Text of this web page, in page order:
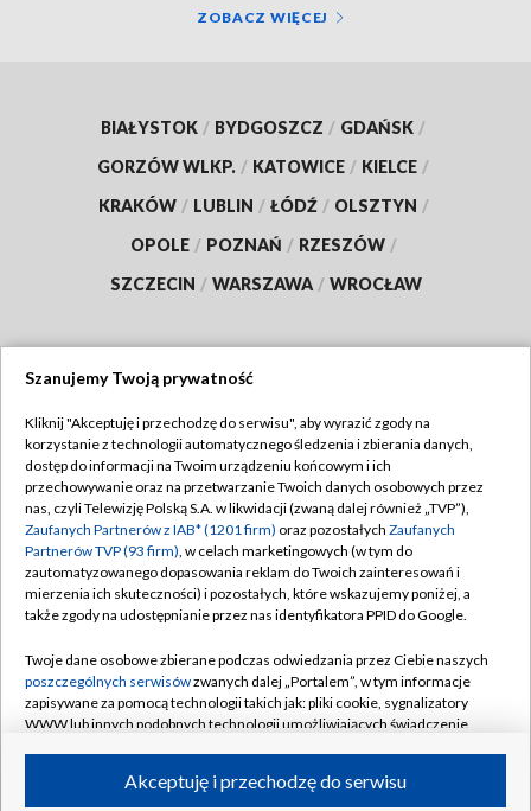
ZOBACZ WIĘCEJ
BIAŁYSTOK / BYDGOSZCZ / GDAŃSK /
GORZÓW WLKP. / KATOWICE / KIELCE /
KRAKÓW / LUBLIN / ŁÓDŹ / OLSZTYN /
OPOLE / POZNAŃ / RZESZÓW /
SZCZECIN / WARSZAWA / WROCŁAW
TVP
Abonament TVP
Emisja w TVP
Centrum informacji TVP
Naziemna Telewizja Cyfrowa
Rada Programowa
System NOS
Informacje o nadawcy
Program dla prasy
Regulamin TVP
Polityka prywatności
Moje zgody
Pomoc
Kontakt
Kanały
Szanujemy Twoją prywatność
Kliknij "Akceptuję i przechodzę do serwisu", aby wyrazić zgody na
korzystanie z technologii automatycznego śledzenia i zbierania danych,
dostęp do informacji na Twoim urządzeniu końcowym i ich
przechowywanie oraz na przetwarzanie Twoich danych osobowych przez
nas, czyli Telewizję Polską S.A. w likwidacji (zwaną dalej również „TVP”),
Zaufanych Partnerów z IAB* (1201 firm) oraz pozostałych Zaufanych
Partnerów TVP (93 firm), w celach marketingowych (w tym do
zautomatyzowanego dopasowania reklam do Twoich zainteresowań i
mierzenia ich skuteczności) i pozostałych, które wskazujemy poniżej, a
także zgody na udostępnianie przez nas identyfikatora PPID do Google.
Twoje dane osobowe zbierane podczas odwiedzania przez Ciebie naszych
poszczególnych serwisówzwanych dalej „Portalem”, w tym informacje
zapisywane za pomocą technologii takich jak: pliki cookie, sygnalizatory
WWW lub innych podobnych technologii umożliwiających świadczenie
ruchu w Internecie.Akceptuję i przechodzę do serwisu